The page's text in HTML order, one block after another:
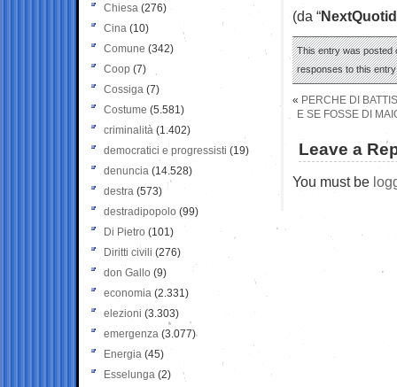
(da “
This entry was posted
responses to this
« PERCHE DI
E SE FOSSE DI
Leave a
You must be
Chiesa (276)
Cina (10)
Comune (342)
Coop (7)
Cossiga (7)
Costume (5.581)
criminalità (1.402)
democratici e progressisti (19)
denuncia (14.528)
destra (573)
destradipopolo (99)
Di Pietro (101)
Diritti civili (276)
don Gallo (9)
economia (2.331)
elezioni (3.303)
emergenza (3.077)
Energia (45)
Esselunga (2)